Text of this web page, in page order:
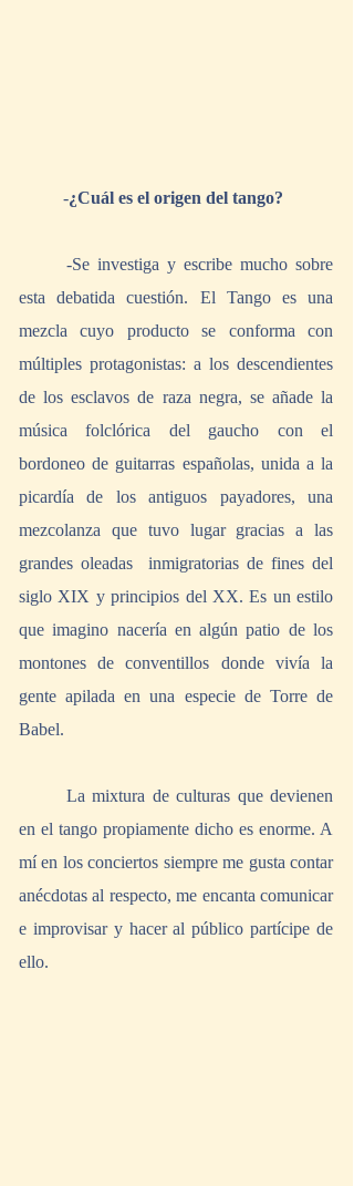
	-
¿Cuál es el origen del tango?
esta debatida cuestión. El Tango es una
mezcla cuyo producto se conforma con
múltiples protagonistas: a los descendientes
de los esclavos de raza negra, se añade la
música folclórica del gaucho con el
bordoneo de guitarras españolas, unida a la
picardía de los antiguos payadores, una
mezcolanza que tuvo lugar gracias a las
grandes oleadas  inmigratorias de fines del
siglo XIX y principios del XX. Es un estilo
que imagino nacería en algún patio de los
montones de conventillos donde vivía la
gente apilada en una especie de Torre de
Babel.
en el tango propiamente dicho es enorme. A
mí en los conciertos siempre me gusta contar
anécdotas al respecto, me encanta comunicar
e improvisar y hacer al público partícipe de
ello.